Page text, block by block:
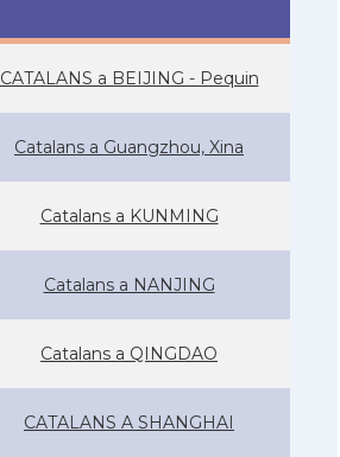
CATALANS a BEIJING - Pequin
Catalans a Guangzhou, Xina
Catalans a KUNMING
Catalans a NANJING
Catalans a QINGDAO
CATALANS A SHANGHAI